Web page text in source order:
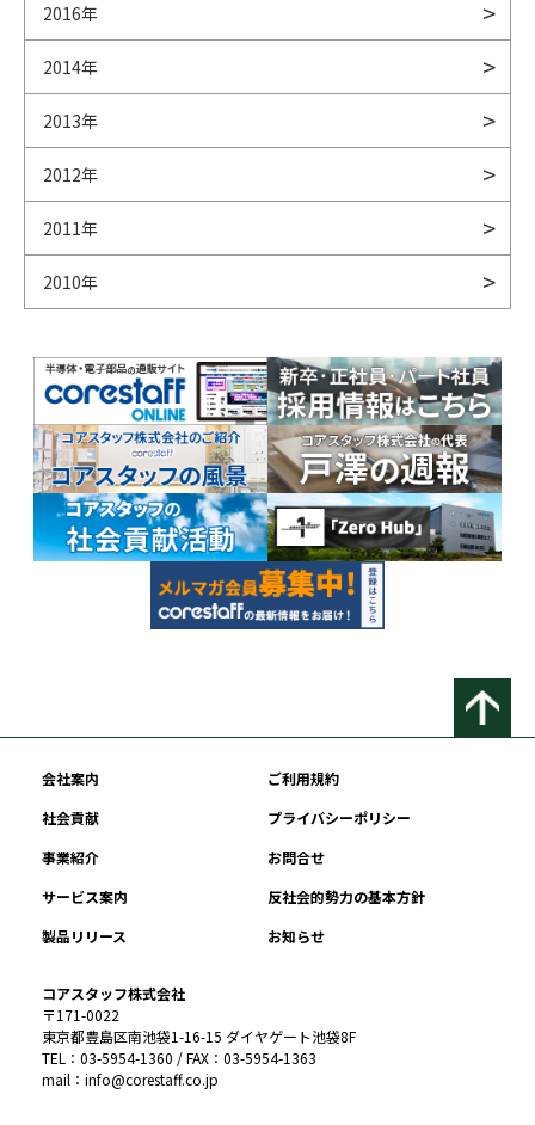
2016年
2014年
2013年
2012年
2011年
2010年
会社案内
ご利用規約
社会貢献
プライバシーポリシー
事業紹介
お問合せ
サービス案内
反社会的勢力の基本方針
製品リリース
お知らせ
コアスタッフ株式会社
〒171-0022
東京都豊島区南池袋1-16-15 ダイヤゲート池袋8F
TEL：03-5954-1360 / FAX：03-5954-1363
mail：info@corestaff.co.jp